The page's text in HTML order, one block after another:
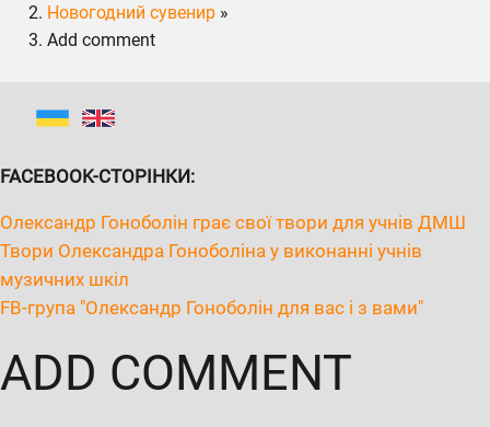
Новогодний сувенир»
Add comment
FACEBOOK-СТОРІНКИ:
Олександр Гоноболін грає свої твори для учнів ДМШ
Твори Олександра Гоноболіна у виконанні учнів
музичних шкіл
FB-група "Олександр Гоноболін для вас і з вами"
ADD COMMENT